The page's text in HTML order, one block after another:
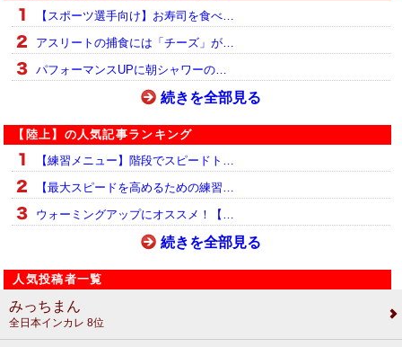
【スポーツ選手向け】お寿司を食べ…
アスリートの捕食には「チーズ」が…
パフォーマンスUPに朝シャワーの…
続きを全部見る
【陸上】の人気記事ランキング
【練習メニュー】階段でスピードト…
【最大スピードを高めるための練習…
ウォーミングアップにオススメ！【…
続きを全部見る
人気投稿者一覧
みっちまん
全日本インカレ 8位